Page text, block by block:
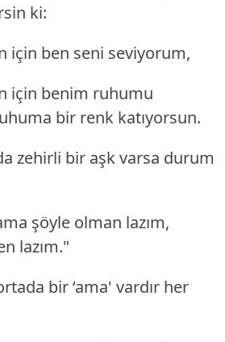
ki:
için ben seni seviyorum,
için benim ruhumu
bir renk katıyorsun.
zehirli bir aşk varsa durum
şöyle olman lazım,
lazım."
bir ‘ama' vardır her